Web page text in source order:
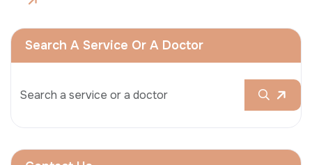
Search A Service Or A Doctor